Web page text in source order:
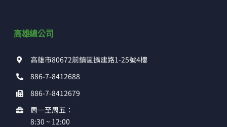
高雄總公司
高雄市80672前鎮區擴建路1-25號4樓
886-7-8412688
886-7-8412679
周一至周五：
8:30 ~ 12:00